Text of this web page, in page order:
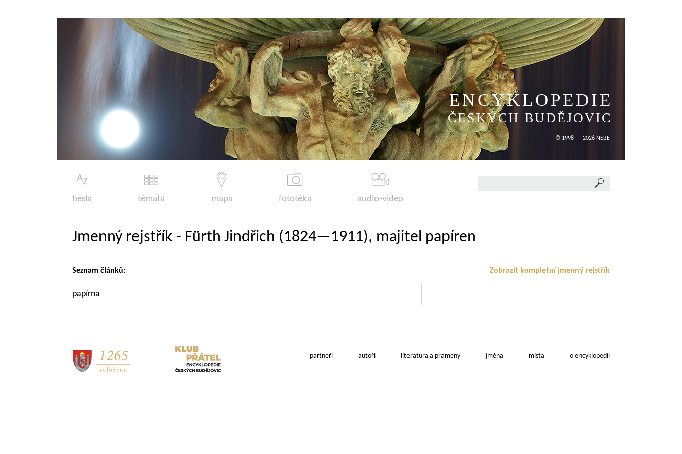
ENCYKLOPEDIE
ČESKÝCH BUDĚJOVIC
© 1998 — 2026 NEBE
hesla témata mapa fototéka audio-video
Jmenný rejstřík - Fürth Jindřich (1824—1911), majitel papíren
Zobrazit kompletní jmenný rejstřík
Seznam článků:
papírna
partneři autoři literatura a prameny jména místa o encyklopedii